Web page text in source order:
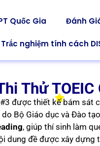
Quốc Gia Đánh
Trắc nghiệm tính cách
Thử
được thiết kế bám sát
do Bộ Giáo dục và Đào
, giúp thí sinh làm
dung đề được xây dựng